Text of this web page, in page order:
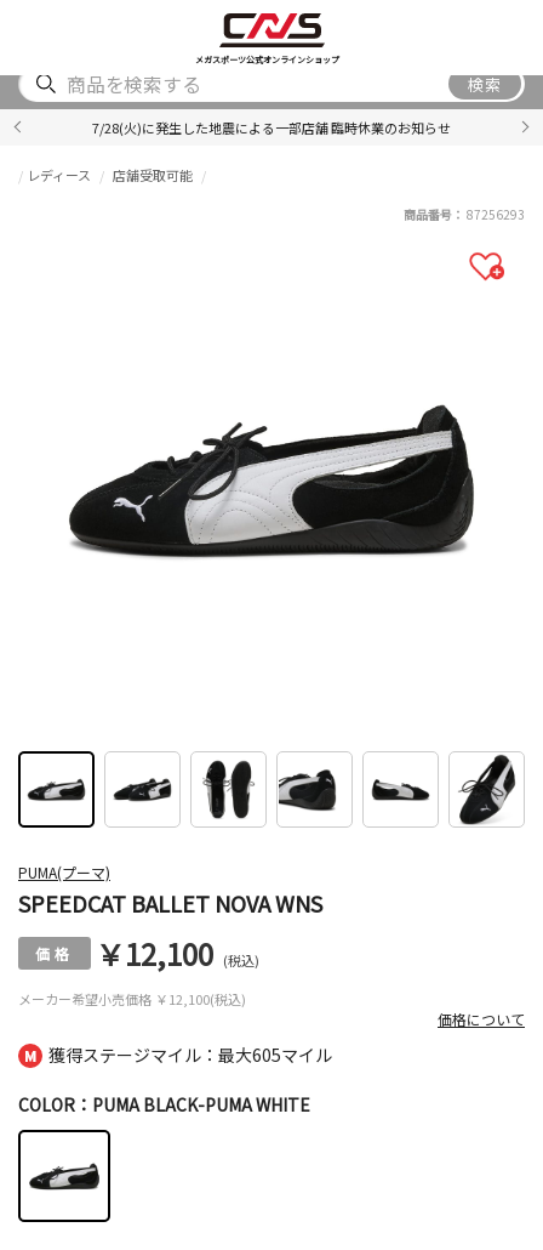
メガスポーツ公式オンラインショップ
ACCESSORY
検索
7/28(火)に発生した地震による一部店舗 臨時休業のお知らせ
獲得ステージマイル：最大605マイル
PUMA(プーマ)
SPEEDCAT BALLET NOVA WNS
レディース 店舗受取可能
メーカー希望小売価格 ￥12,100(税込)
￥12,100 (税込)
価格について
商品番号： 87256293
COLOR：PUMA BLACK-PUMA WHITE